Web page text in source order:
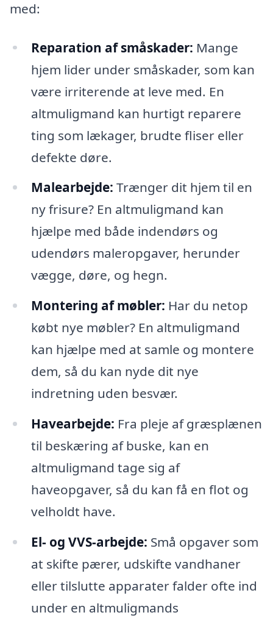
med:
Reparation af småskader: Mange
hjem lider under småskader, som kan
være irriterende at leve med. En
altmuligmand kan hurtigt reparere
ting som lækager, brudte fliser eller
defekte døre.
Malearbejde: Trænger dit hjem til en
ny frisure? En altmuligmand kan
hjælpe med både indendørs og
udendørs maleropgaver, herunder
vægge, døre, og hegn.
Montering af møbler: Har du netop
købt nye møbler? En altmuligmand
kan hjælpe med at samle og montere
dem, så du kan nyde dit nye
indretning uden besvær.
Havearbejde: Fra pleje af græsplænen
til beskæring af buske, kan en
altmuligmand tage sig af
haveopgaver, så du kan få en flot og
velholdt have.
El- og VVS-arbejde: Små opgaver som
at skifte pærer, udskifte vandhaner
eller tilslutte apparater falder ofte ind
under en altmuligmands